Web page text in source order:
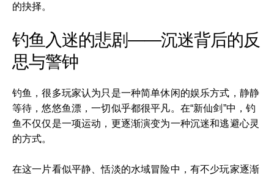
的抉择。
钓鱼入迷的悲剧——沉迷背后的反
思与警钟
钓鱼，很多玩家认为只是一种简单休闲的娱乐方式，静静
等待，悠悠鱼漂，一切似乎都很平凡。在“新仙剑”中，钓
鱼不仅仅是一项运动，更逐渐演变为一种沉迷和逃避心灵
的方式。
在这一片看似平静、恬淡的水域冒险中，有不少玩家逐渐